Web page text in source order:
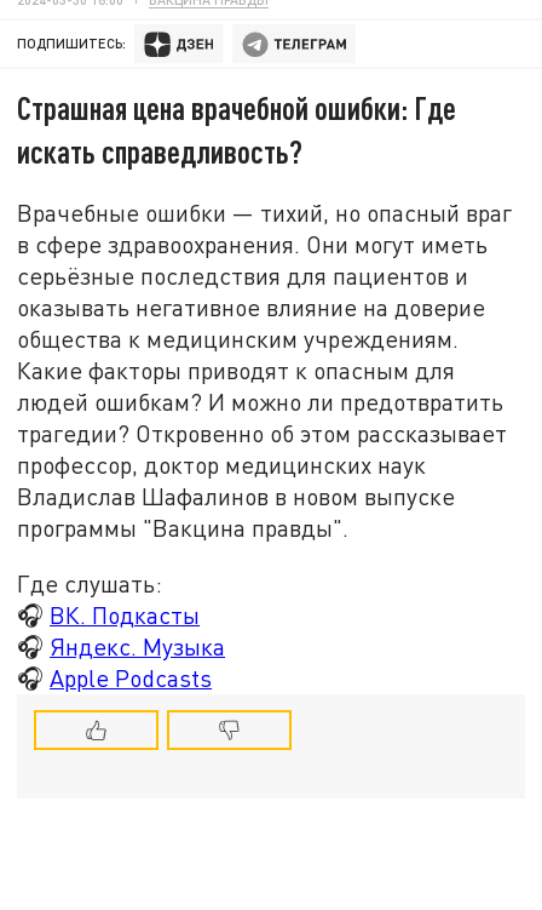
ПОДПИШИТЕСЬ:
Страшная цена врачебной ошибки: Где
искать справедливость?
Врачебные ошибки — тихий, но опасный враг
в сфере здравоохранения. Они могут иметь
серьёзные последствия для пациентов и
оказывать негативное влияние на доверие
общества к медицинским учреждениям.
Какие факторы приводят к опасным для
людей ошибкам? И можно ли предотвратить
трагедии? Откровенно об этом рассказывает
профессор, доктор медицинских наук
Владислав Шафалинов в новом выпуске
программы "Вакцина правды".
Где слушать:
🎧 ВК. Подкасты
🎧 Яндекс. Музыка
🎧 Apple Podcasts